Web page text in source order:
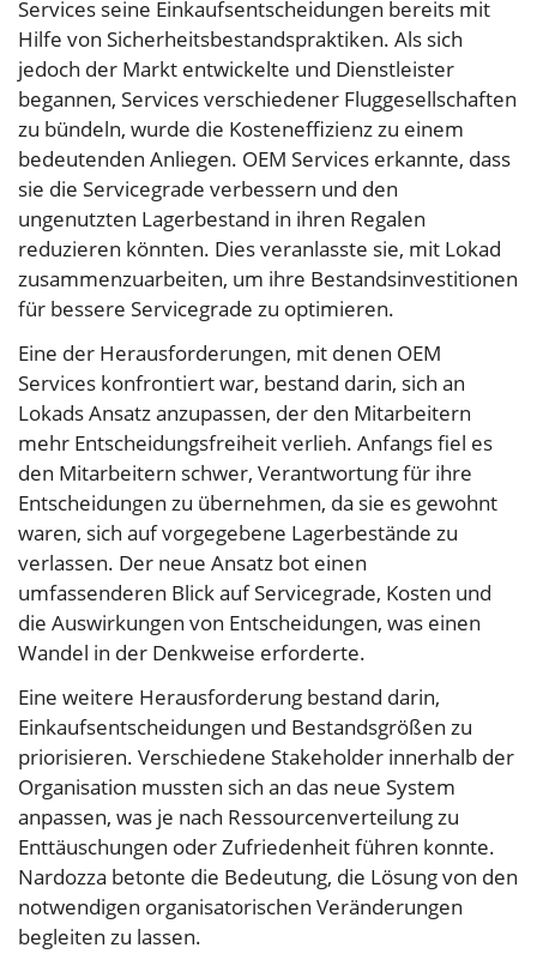
Services seine Einkaufsentscheidungen bereits mit
Hilfe von Sicherheitsbestandspraktiken. Als sich
jedoch der Markt entwickelte und Dienstleister
begannen, Services verschiedener Fluggesellschaften
zu bündeln, wurde die Kosteneffizienz zu einem
bedeutenden Anliegen. OEM Services erkannte, dass
sie die Servicegrade verbessern und den
ungenutzten Lagerbestand in ihren Regalen
reduzieren könnten. Dies veranlasste sie, mit Lokad
zusammenzuarbeiten, um ihre Bestandsinvestitionen
für bessere Servicegrade zu optimieren.
Eine der Herausforderungen, mit denen OEM
Services konfrontiert war, bestand darin, sich an
Lokads Ansatz anzupassen, der den Mitarbeitern
mehr Entscheidungsfreiheit verlieh. Anfangs fiel es
den Mitarbeitern schwer, Verantwortung für ihre
Entscheidungen zu übernehmen, da sie es gewohnt
waren, sich auf vorgegebene Lagerbestände zu
verlassen. Der neue Ansatz bot einen
umfassenderen Blick auf Servicegrade, Kosten und
die Auswirkungen von Entscheidungen, was einen
Wandel in der Denkweise erforderte.
Eine weitere Herausforderung bestand darin,
Einkaufsentscheidungen und Bestandsgrößen zu
priorisieren. Verschiedene Stakeholder innerhalb der
Organisation mussten sich an das neue System
anpassen, was je nach Ressourcenverteilung zu
Enttäuschungen oder Zufriedenheit führen konnte.
Nardozza betonte die Bedeutung, die Lösung von den
notwendigen organisatorischen Veränderungen
begleiten zu lassen.